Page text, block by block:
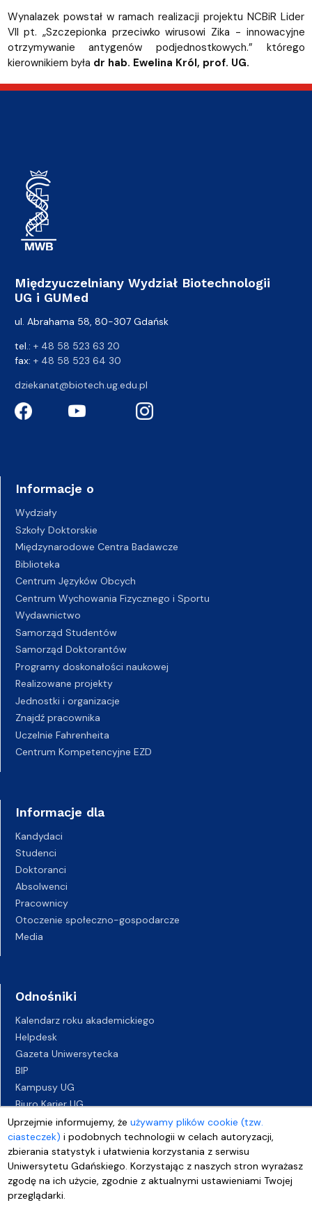
Uprzejmie informujemy, żeużywamy plików cookie (tzw.
ciasteczek) i podobnych technologii w celach autoryzacji,
zbierania statystyk i ułatwienia korzystania z serwisu
Uniwersytetu Gdańskiego. Korzystając z naszych stron wyrażasz
zgodę na ich użycie, zgodnie z aktualnymi ustawieniami Twojej
przeglądarki.
Wynalazek powstał w ramach realizacji projektu NCBiR Lider
VII pt. „Szczepionka przeciwko wirusowi Zika - innowacyjne
otrzymywanie antygenów podjednostkowych.” którego
kierownikiem była dr hab. Ewelina Król, prof. UG.
Międzyuczelniany Wydział Biotechnologii
UG i GUMed
ul. Abrahama 58, 80-307 Gdańsk
tel.: + 48 58 523 63 20
fax: + 48 58 523 64 30
dziekanat@biotech.ug.edu.pl
Informacje o
Wydziały
Szkoły Doktorskie
Międzynarodowe Centra Badawcze
Biblioteka
Centrum Języków Obcych
Centrum Wychowania Fizycznego i Sportu
Wydawnictwo
Samorząd Studentów
Samorząd Doktorantów
Programy doskonałości naukowej
Realizowane projekty
Jednostki i organizacje
Znajdź pracownika
Uczelnie Fahrenheita
Centrum Kompetencyjne EZD
Informacje dla
Kandydaci
Studenci
Doktoranci
Absolwenci
Pracownicy
Otoczenie społeczno-gospodarcze
Media
Odnośniki
Kalendarz roku akademickiego
Helpdesk
Gazeta Uniwersytecka
BIP
Kampusy UG
Biuro Karier UG
Oferty pracy
Deklaracja dostępności